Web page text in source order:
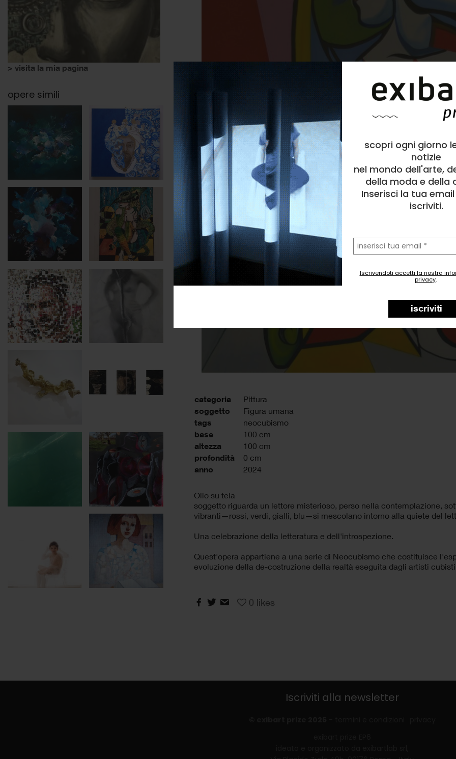
scopri ogni giorno
notizie
nel mondo dell'arte,
della moda e della
Inserisci la tua
iscriviti.
la
tua
email
Iscrivendoti accetti la nostra
privacy.
iscriviti
categoria Pittura
soggetto Figura umana
tags neocubismo
base 100 cm
altezza 100 cm
profondità 0 cm
anno 2024
Olio su tela
soggetto riguarda un lettore misterioso, perso nella contemplazione,
vibranti—rossi, verdi, gialli, blu—si mescolano intorno alla quiete del
Una celebrazione della letteratura e dell'introspezione.
Quest'opera appartiene a una serie di Neocubismo che costituisce
evoluzione della de-costruzione della realtà eseguita dagli artisti
0 likes
> visita la mia pagina
opere simili
Iscriviti alla newsletter